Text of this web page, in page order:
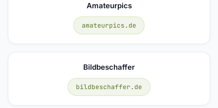
Amateurpics
amateurpics.de
Bildbeschaffer
bildbeschaffer.de